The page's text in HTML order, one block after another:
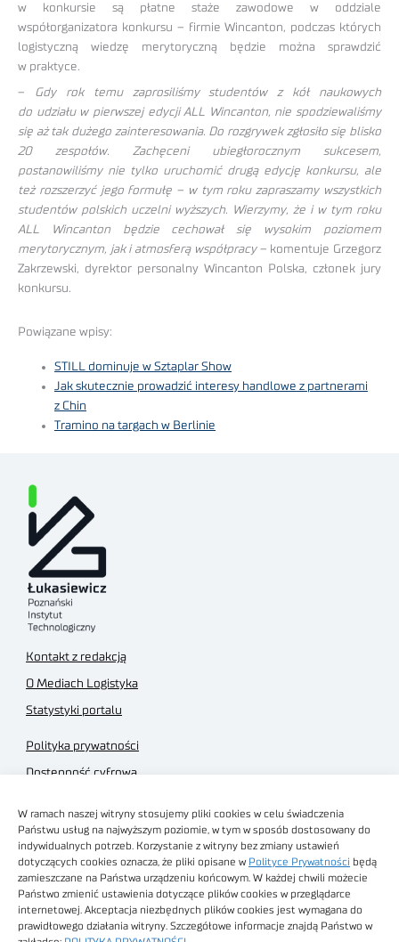
W ramach naszej witryny stosujemy pliki cookies w celu świadczenia
Państwu usług na najwyższym poziomie, w tym w sposób dostosowany do
indywidualnych potrzeb. Korzystanie z witryny bez zmiany ustawień
dotyczących cookies oznacza, że pliki opisane w Polityce Prywatności będą
zamieszczane na Państwa urządzeniu końcowym. W każdej chwili możecie
Państwo zmienić ustawienia dotyczące plików cookies w przeglądarce
internetowej. Akceptacja niezbędnych plików cookies jest wymagana do
prawidłowego działania witryny. Szczegółowe informacje znajdą Państwo w
w konkursie są płatne staże zawodowe w oddziale
współorganizatora konkursu – firmie Wincanton, podczas których
logistyczną wiedzę merytoryczną będzie można sprawdzić
w praktyce.
– Gdy rok temu zaprosiliśmy studentów z kół naukowych
do udziału w pierwszej edycji ALL Wincanton, nie spodziewaliśmy
się aż tak dużego zainteresowania. Do rozgrywek zgłosiło się blisko
20 zespołów. Zachęceni ubiegłorocznym sukcesem,
postanowiliśmy nie tylko uruchomić drugą edycję konkursu, ale
też rozszerzyć jego formułę – w tym roku zapraszamy wszystkich
studentów polskich uczelni wyższych. Wierzymy, że i w tym roku
ALL Wincanton będzie cechował się wysokim poziomem
merytorycznym, jak i atmosferą współpracy– komentuje Grzegorz
Zakrzewski, dyrektor personalny Wincanton Polska, członek jury
konkursu.
Powiązane wpisy:
STILL dominuje w Sztaplar Show
Jak skutecznie prowadzić interesy handlowe z partnerami
z Chin
Tramino na targach w Berlinie
Kontakt z redakcją
O Mediach Logistyka
Statystyki portalu
Polityka prywatności
Dostępność cyfrowa
Regulamin sklepu
Obrazy stockowe